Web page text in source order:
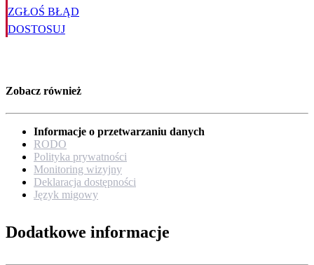
ZGŁOŚ BŁĄD
DOSTOSUJ
Zobacz również
Informacje o przetwarzaniu danych
RODO
Polityka prywatności
Monitoring wizyjny
Deklaracja dostępności
Język migowy
Dodatkowe informacje